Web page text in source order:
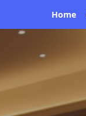
Home